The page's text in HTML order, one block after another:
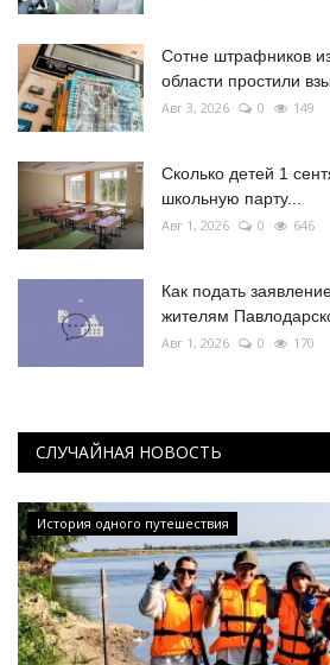
Сотне штрафников
области простили
Авг 3, 2026 0 149
Сколько детей 1
школьную парту...
Авг 1, 2026 0 646
Как подать
жителям
Авг 1, 2026 0 170
СЛУЧАЙНАЯ НОВОСТЬ
Футбол